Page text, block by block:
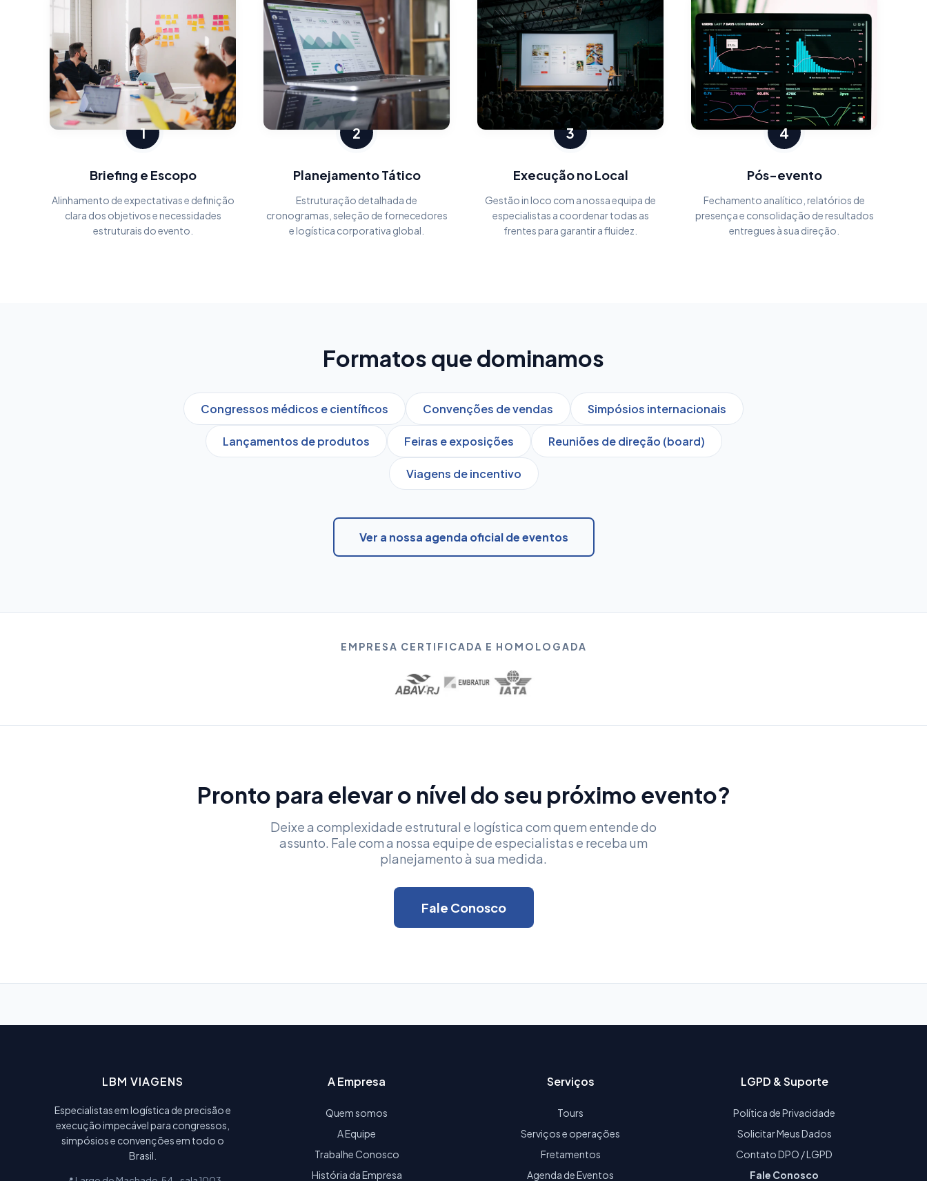
1
Briefing e Escopo
Alinhamento de expectativas e definição
clara dos objetivos e necessidades
estruturais do evento.
2
Planejamento Tático
Estruturação detalhada de
cronogramas, seleção de fornecedores
e logística corporativa global.
3
Execução no Local
Gestão in loco com a nossa equipa de
especialistas a coordenar todas as
frentes para garantir a fluidez.
4
Pós-evento
Fechamento analítico, relatórios de
presença e consolidação de resultados
entregues à sua direção.
Formatos que dominamos
Congressos médicos e científicos Convenções de vendas Simpósios internacionais
Lançamentos de produtos Feiras e exposições Reuniões de direção (board)
Viagens de incentivo
Ver a nossa agenda oficial de eventos
EMPRESA CERTIFICADA E HOMOLOGADA
Pronto para elevar o nível do seu próximo evento?
Deixe a complexidade estrutural e logística com quem entende do
assunto. Fale com a nossa equipe de especialistas e receba um
planejamento à sua medida.
Fale Conosco
LBM VIAGENS
Especialistas em logística de precisão e
execução impecável para congressos,
simpósios e convenções em todo o
Brasil.
A Empresa
Quem somos
A Equipe
Trabalhe Conosco
História da Empresa
Serviços
Tours
Serviços e operações
Fretamentos
Agenda de Eventos
LGPD & Suporte
Política de Privacidade
Solicitar Meus Dados
Contato DPO / LGPD
Fale Conosco